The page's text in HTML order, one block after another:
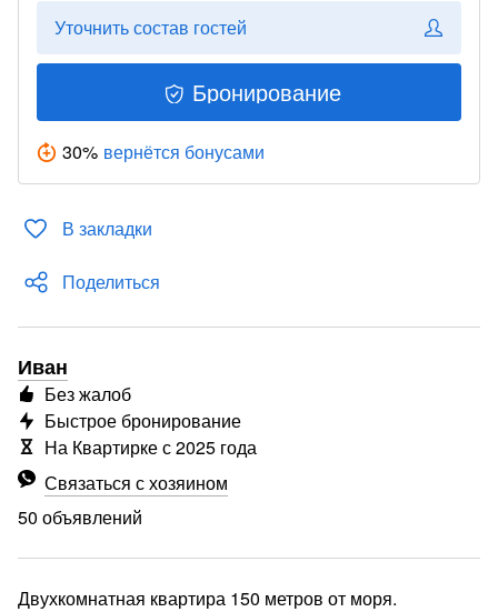
Уточнить состав гостей
Бронирование
30% вернётся бонусами
В закладки
Поделиться
Иван
Связаться с хозяином
50 объявлений
Без жалоб
Быстрое бронирование
На Квартирке с 2025 года
Двухкомнатная квартира 150 метров от моря.